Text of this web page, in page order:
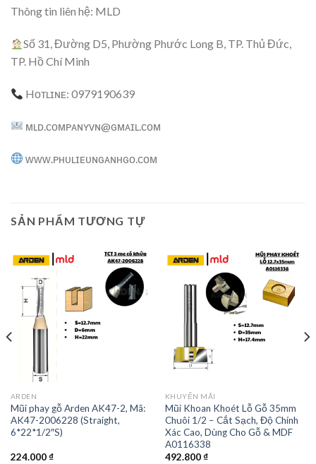
Thông tin liên hệ: MLD
Số 31, Đường D5, Phường Phước Long B, TP. Thủ Đức,
TP. Hồ Chí Minh
Hᴏᴛʟɪɴᴇ: 0979190639
ᴍʟᴅ.ᴄᴏᴍᴘᴀɴʏᴠɴ@ɢᴍᴀɪʟ.ᴄᴏᴍ
ᴡᴡᴡ.ᴘʜᴜʟɪᴇᴜɴɢᴀɴʜɢᴏ.ᴄᴏᴍ
SẢN PHẨM TƯƠNG TỰ
ARDEN
Mũi phay gỗ Arden AK47-2, Mã:
AK47-2006228 (Straight,
6*22*1/2″S)
224.000₫
KHUYẾN MÃI
Mũi Khoan Khoét Lỗ Gỗ 35mm
Chuôi 1/2 – Cắt Sạch, Độ Chính
Xác Cao, Dùng Cho Gỗ & MDF
A0116338
492.800₫